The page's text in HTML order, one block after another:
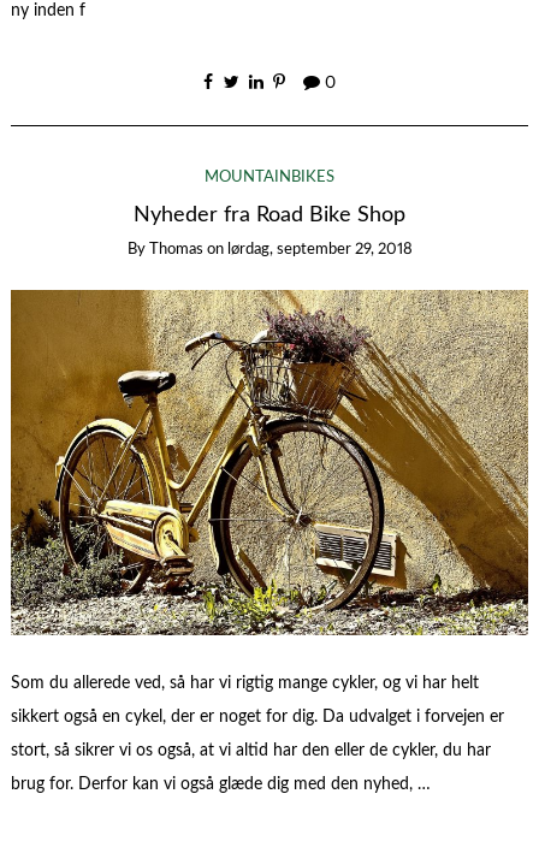
ny inden f
0
MOUNTAINBIKES
Nyheder fra Road Bike Shop
By Thomas on lørdag, september 29, 2018
Som du allerede ved, så har vi rigtig mange cykler, og vi har helt
sikkert også en cykel, der er noget for dig. Da udvalget i forvejen er
stort, så sikrer vi os også, at vi altid har den eller de cykler, du har
brug for. Derfor kan vi også glæde dig med den nyhed, …